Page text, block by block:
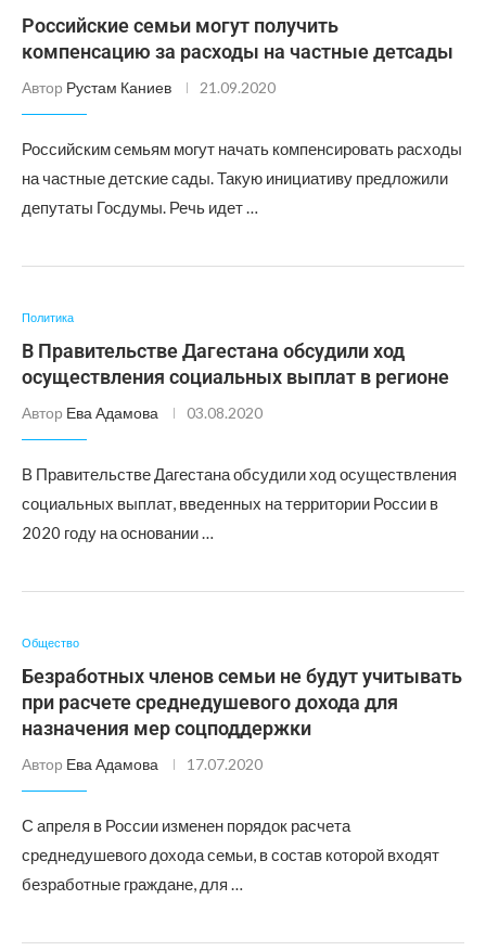
Российские семьи могут получить
компенсацию за расходы на частные детсады
Автор Рустам Каниев 21.09.2020
Российским семьям могут начать компенсировать расходы
на частные детские сады. Такую инициативу предложили
депутаты Госдумы. Речь идет …
Политика
В Правительстве Дагестана обсудили ход
осуществления социальных выплат в регионе
Автор Ева Адамова 03.08.2020
В Правительстве Дагестана обсудили ход осуществления
социальных выплат, введенных на территории России в
2020 году на основании …
Общество
Безработных членов семьи не будут учитывать
при расчете среднедушевого дохода для
назначения мер соцподдержки
Автор Ева Адамова 17.07.2020
С апреля в России изменен порядок расчета
среднедушевого дохода семьи, в состав которой входят
безработные граждане, для …